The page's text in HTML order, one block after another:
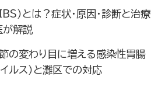
）とは？症状・原因・診断と治療
が解説
節の変わり目に増える感染性胃腸
イルス）と灘区での対応